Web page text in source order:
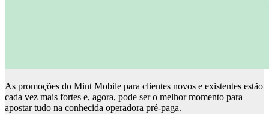
As promoções do Mint Mobile para clientes novos e existentes estão
cada vez mais fortes e, agora, pode ser o melhor momento para
apostar tudo na conhecida operadora pré-paga.